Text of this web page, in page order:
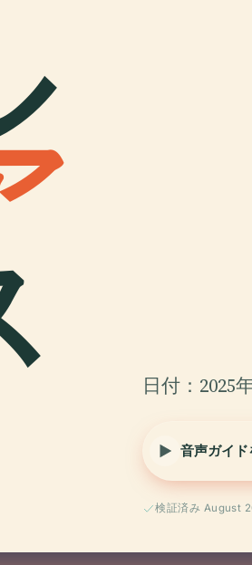
日付：2025
音声ガイド
検証済み August